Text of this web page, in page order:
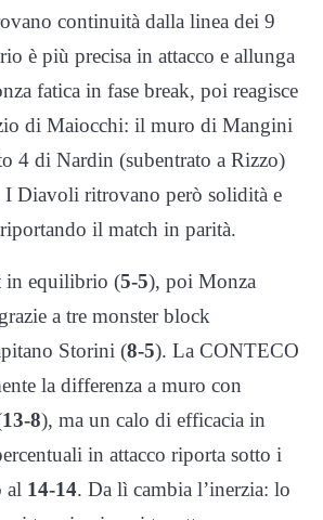
continuità dalla linea dei 9
è più precisa in attacco e allunga
fatica in fase break, poi reagisce
di Maiocchi: il muro di Mangini
4 di Nardin (subentrato a Rizzo)
I Diavoli ritrovano però solidità e
il match in parità.
in equilibrio (5-5), poi Monza
a tre monster block
Storini (8-5). La CONTECO
la differenza a muro con
13-8), ma un calo di efficacia in
in attacco riporta sotto i
al 14-14. Da lì cambia l’inerzia: lo